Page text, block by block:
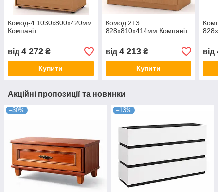
Комод-4 1030х800х420мм
Компаніт
від 4 272 ₴
Купити
Комод 2+3
828х810х414мм Компаніт
від 4 213₴
Купити
від
Акційні пропозиції та новинки
–30% –13%